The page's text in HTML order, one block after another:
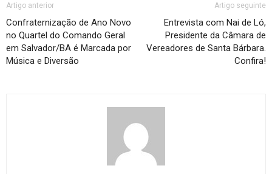
Artigo anterior
Confraternização de Ano Novo
no Quartel do Comando Geral
em Salvador/BA é Marcada por
Música e Diversão
Artigo seguinte
Entrevista com Nai de Ló,
Presidente da Câmara de
Vereadores de Santa Bárbara.
Confira!